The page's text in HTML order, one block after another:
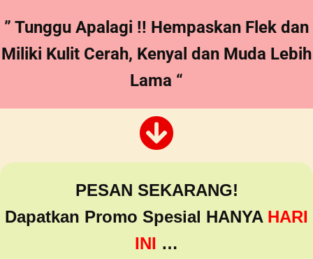
” Tunggu Apalagi !! Hempaskan Flek dan
Miliki Kulit Cerah, Kenyal dan Muda Lebih
Lama “
PESAN SEKARANG!
Dapatkan Promo Spesial HANYA HARI
INI …